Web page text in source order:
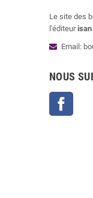
Le site des
l'éditeur
Email:
NOUS